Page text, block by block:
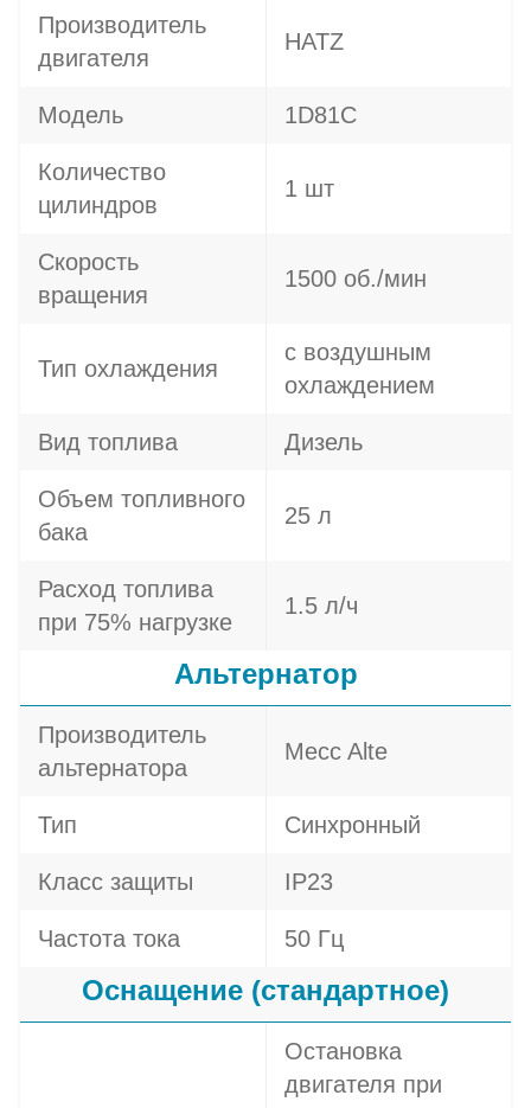
Производитель
двигателя
HATZ
Модель 1D81C
Количество
цилиндров
1 шт
Скорость
вращения
1500 об./мин
Тип охлаждения
с воздушным
охлаждением
Вид топлива Дизель
Объем топливного
бака
25 л
Расход топлива
при 75% нагрузке
1.5 л/ч
Альтернатор
Производитель
альтернатора
Mecc Alte
Тип Синхронный
Класс защиты IP23
Частота тока 50 Гц
Оснащение (стандартное)
Остановка
двигателя при